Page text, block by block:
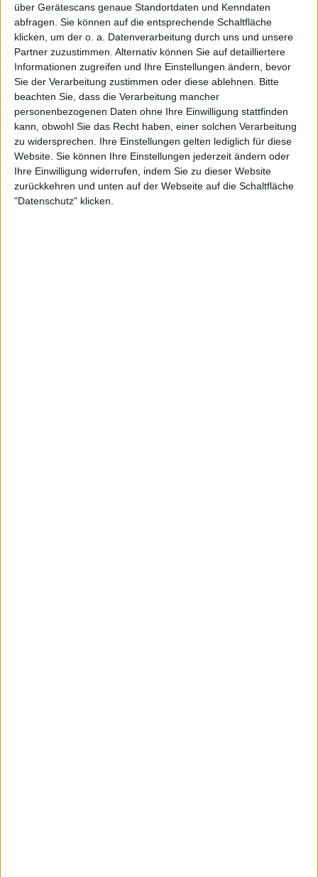
über Gerätescans genaue Standortdaten und Kenndaten
abfragen. Sie können auf die entsprechende Schaltfläche
klicken, um der o. a. Datenverarbeitung durch uns und unsere
Partner zuzustimmen. Alternativ können Sie auf detailliertere
Informationen zugreifen und Ihre Einstellungen ändern, bevor
Sie der Verarbeitung zustimmen oder diese ablehnen.
Bitte
beachten Sie, dass die Verarbeitung mancher
personenbezogenen Daten ohne Ihre Einwilligung stattfinden
kann, obwohl Sie das Recht haben, einer solchen Verarbeitung
zu widersprechen. Ihre Einstellungen gelten lediglich für diese
Website. Sie können Ihre Einstellungen jederzeit ändern oder
Ihre Einwilligung widerrufen, indem Sie zu dieser Website
zurückkehren und unten auf der Webseite auf die Schaltfläche
"Datenschutz" klicken.
BURZUM
WONGRAVEN
THANGORODRIM
ANUBIS (FR)
LORD LOVIDICUS
GALDUR
URUK-HAI
STILE AMBIENT BLACK METAL
BLACK METAL
Interessante Alben finden